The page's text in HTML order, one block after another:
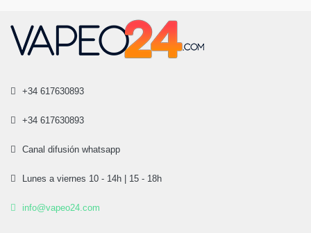
+34 617630893
+34 617630893
Canal difusión whatsapp
Lunes a viernes 10 - 14h | 15 - 18h
info@vapeo24.com